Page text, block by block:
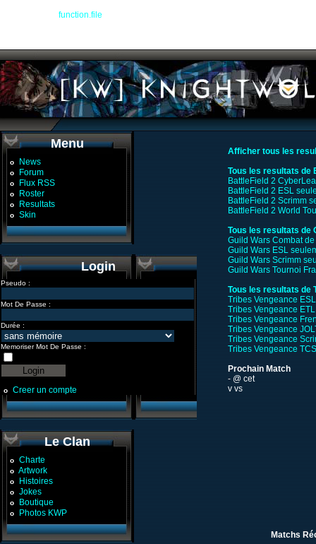
function.file
Menu
o News
o Forum
o Flux RSS
o Roster
o Resultats
o Skin
Login
Pseudo :
Mot De Passe :
Durée :
Memoriser Mot De Passe :
o Creer un compte
Le Clan
o Charte
o Artwork
o Histoires
o Jokes
o Boutique
o Photos KWP
Afficher tous les
Tous les resultats de
BattleField 2
BattleField 2 ESL
BattleField 2 Scrimm
BattleField 2 World
Tous les resultats de
Guild Wars Combat
Guild Wars ESL
Guild Wars Scrimm
Guild Wars Tournoi
Tous les resultats de
Tribes Vengeance
Tribes Vengeance
Tribes Vengeance
Tribes Vengeance
Tribes Vengeance
Tribes Vengeance
Prochain Match
- @ cet
v vs
Matchs